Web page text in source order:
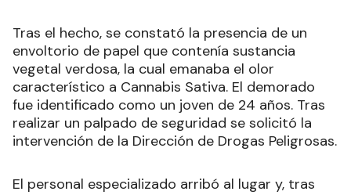
Tras el hecho, se constató la presencia de un
envoltorio de papel que contenía sustancia
vegetal verdosa, la cual emanaba el olor
característico a Cannabis Sativa. El demorado
fue identificado como un joven de 24 años. Tras
realizar un palpado de seguridad se solicitó la
intervención de la Dirección de Drogas Peligrosas.
El personal especializado arribó al lugar y, tras